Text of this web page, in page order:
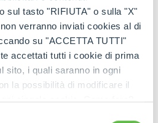
sul tasto "RIFIUTA" o sulla "X"
verranno inviati cookies al di
su "ACCETTA TUTTI"
accettati tutti i cookie di prima
sito, i quali saranno in ogni
la possibilità di modificare il
singolo cookie. Come fare?